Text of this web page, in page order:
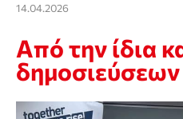
14.04.2026
Από την ίδια
δημοσιεύσεων